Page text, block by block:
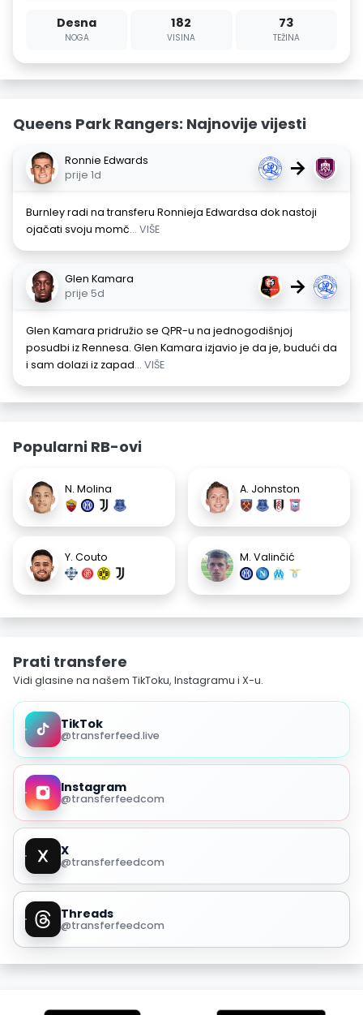
Desna
NOGA
182
VISINA
73
TEŽINA
Queens Park Rangers: Najnovije vijesti
Ronnie Edwards
prije 1d
→
Burnley radi na transferu Ronnieja Edwardsa dok nastoji
ojačati svoju momč... VIŠE
Glen Kamara
prije 5d
→
Glen Kamara pridružio se QPR-u na jednogodišnjoj
posudbi iz Rennesa. Glen Kamara izjavio je da je, budući da
i sam dolazi iz zapad... VIŠE
Popularni RB-ovi
N. Molina A. Johnston
Y. Couto M. Valinčić
Prati transfere
Vidi glasine na našem TikToku, Instagramu i X-u.
TikTok
@transferfeed.live
Instagram
@transferfeedcom
X
@transferfeedcom
Threads
@transferfeedcom